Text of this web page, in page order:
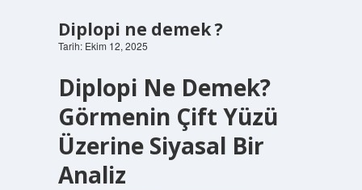
Diplopi ne demek ?
Tarih: Ekim 12, 2025
Diplopi Ne Demek?
Görmenin Çift Yüzü
Üzerine Siyasal Bir
Analiz